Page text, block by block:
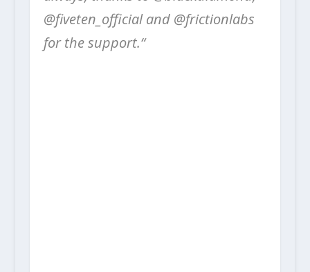
@fiveten_official and @frictionlabs
for the support.“